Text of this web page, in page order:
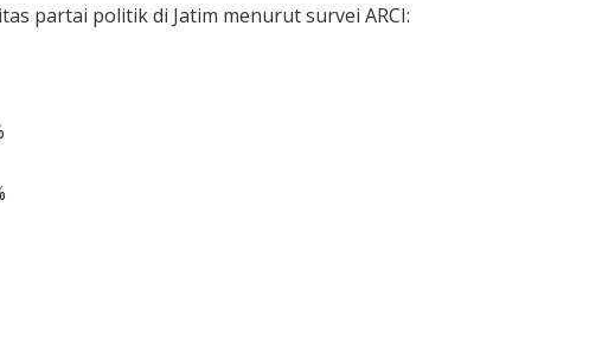
partai politik di Jatim menurut survei ARCI: